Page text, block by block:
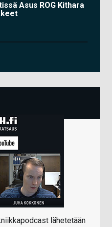
Asus ROG Kithara
lähetetään